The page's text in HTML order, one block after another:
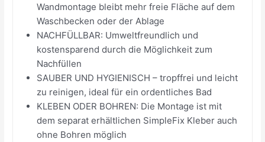
Wandmontage bleibt mehr freie Fläche auf dem
Waschbecken oder der Ablage
NACHFÜLLBAR: Umweltfreundlich und
kostensparend durch die Möglichkeit zum
Nachfüllen
SAUBER UND HYGIENISCH – tropffrei und leicht
zu reinigen, ideal für ein ordentliches Bad
KLEBEN ODER BOHREN: Die Montage ist mit
dem separat erhältlichen SimpleFix Kleber auch
ohne Bohren möglich